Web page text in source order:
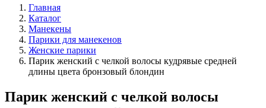
Главная
Каталог
Манекены
Парики для манекенов
Женские парики
Парик женский с челкой волосы кудрявые средней
длины цвета бронзовый блондин
Парик женский с челкой волосы